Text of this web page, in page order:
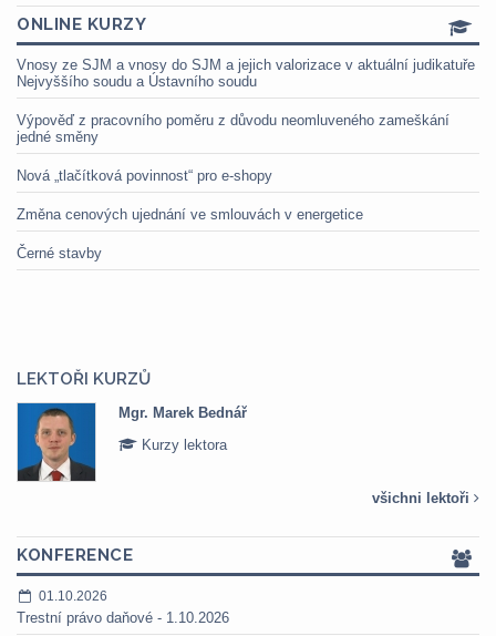
ONLINE KURZY
Vnosy ze SJM a vnosy do SJM a jejich valorizace v aktuální judikatuře
Nejvyššího soudu a Ústavního soudu
Výpověď z pracovního poměru z důvodu neomluveného zameškání
jedné směny
Nová „tlačítková povinnost“ pro e-shopy
Změna cenových ujednání ve smlouvách v energetice
Černé stavby
LEKTOŘI KURZŮ
Mgr. Marek Bednář
Kurzy lektora
všichni lektoři
KONFERENCE
01.10.2026
Trestní právo daňové - 1.10.2026